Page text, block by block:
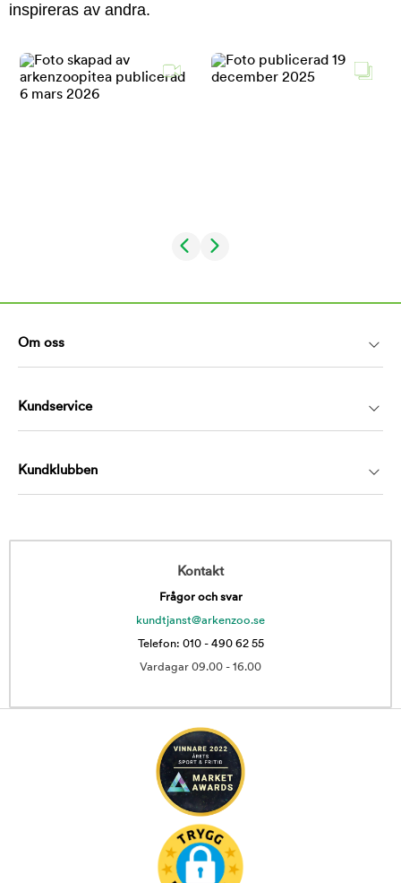
inspireras av andra.
Om oss
Kundservice
Kundklubben
Kontakt
Frågor och svar
kundtjanst@arkenzoo.se
Telefon: 010 - 490 62 55
Vardagar 09.00 - 16.00